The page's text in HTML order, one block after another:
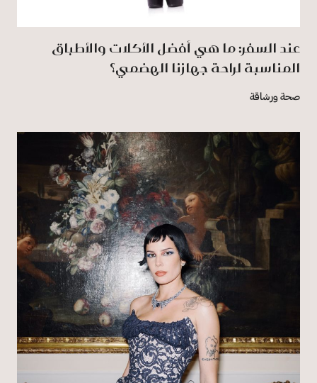
عند السفر: ما هي أفضل الأكلات والأطباق
المناسبة لراحة جهازنا الهضمي؟
صحة ورشاقة